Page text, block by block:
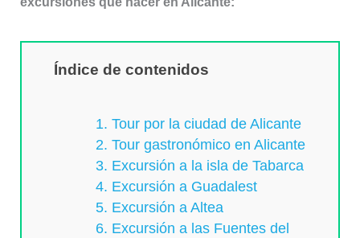
Índice de contenidos
1. Tour por la ciudad de Alicante
2. Tour gastronómico en Alicante
3. Excursión a la isla de Tabarca
4. Excursión a Guadalest
5. Excursión a Altea
6. Excursión a las Fuentes del